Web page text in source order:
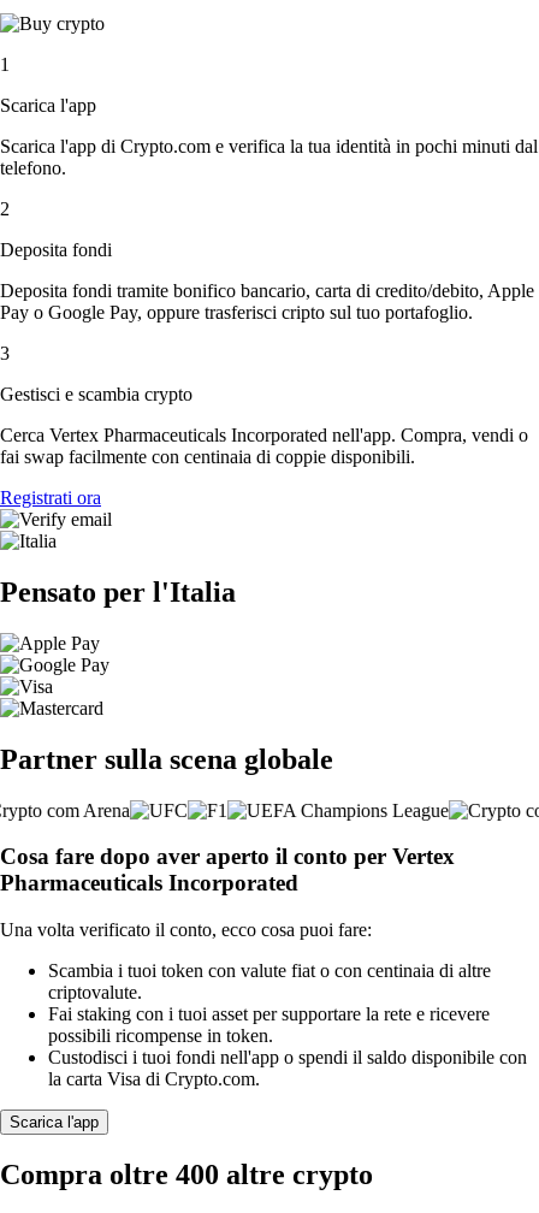
1
Scarica l'app
Scarica l'app di Crypto.com e verifica la tua identità in pochi minuti dal
telefono.
2
Deposita fondi
Deposita fondi tramite bonifico bancario, carta di credito/debito, Apple
Pay o Google Pay, oppure trasferisci cripto sul tuo portafoglio.
3
Gestisci e scambia crypto
Cerca Vertex Pharmaceuticals Incorporated nell'app. Compra, vendi o
fai swap facilmente con centinaia di coppie disponibili.
Registrati ora
Pensato per l'Italia
Partner sulla scena globale
Cosa fare dopo aver aperto il conto per Vertex
Pharmaceuticals Incorporated
Una volta verificato il conto, ecco cosa puoi fare:
Scambia i tuoi token con valute fiat o con centinaia di altre
criptovalute.
Fai staking con i tuoi asset per supportare la rete e ricevere
possibili ricompense in token.
Custodisci i tuoi fondi nell'app o spendi il saldo disponibile con
la carta Visa di Crypto.com.
Scarica l'app
Compra oltre 400 altre crypto